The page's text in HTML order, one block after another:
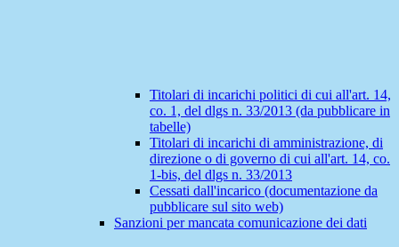
Titolari di incarichi politici di cui all'art. 14,
co. 1, del dlgs n. 33/2013 (da pubblicare in
tabelle)
Titolari di incarichi di amministrazione, di
direzione o di governo di cui all'art. 14, co.
1-bis, del dlgs n. 33/2013
Cessati dall'incarico (documentazione da
pubblicare sul sito web)
Sanzioni per mancata comunicazione dei dati